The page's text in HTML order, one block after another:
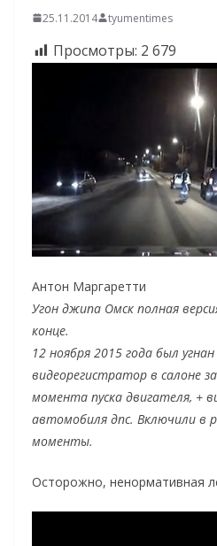
25.11.2014 tyumentimes
Просмотры: 2 679
Антон Маргаретти
Угон джипа Омск полная
конце.
12 ноября 2015 года был
видеорегистратор в салоне
момента пуска двигателя, +
автомобиля дпс. Включили в
моменты.
Осторожно, ненормативная